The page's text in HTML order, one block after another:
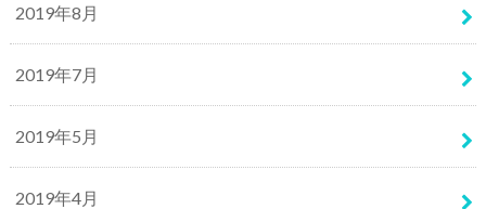
2019年8月
2019年7月
2019年5月
2019年4月